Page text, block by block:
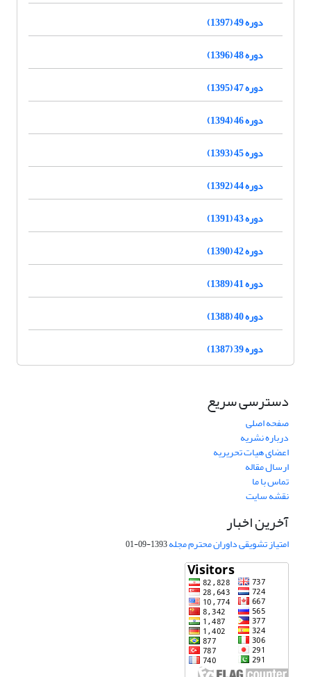
دوره 49 (1397)
دوره 48 (1396)
دوره 47 (1395)
دوره 46 (1394)
دوره 45 (1393)
دوره 44 (1392)
دوره 43 (1391)
دوره 42 (1390)
دوره 41 (1389)
دوره 40 (1388)
دوره 39 (1387)
دسترسی سریع
صفحه اصلی
درباره نشریه
اعضای هیات تحریریه
ارسال مقاله
تماس با ما
نقشه سایت
آخرین اخبار
امتیاز تشویقی داوران محترم مجله1393-09-01